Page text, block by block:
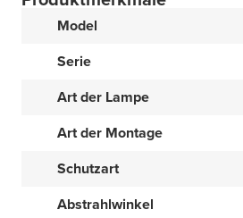
Model
Serie
Art der Lampe
Art der Montage
Schutzart
Abstrahlwinkel